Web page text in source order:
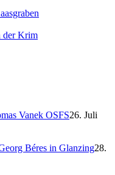
der Krim
Vanek OSFS26. Juli
Béres in Glanzing28.